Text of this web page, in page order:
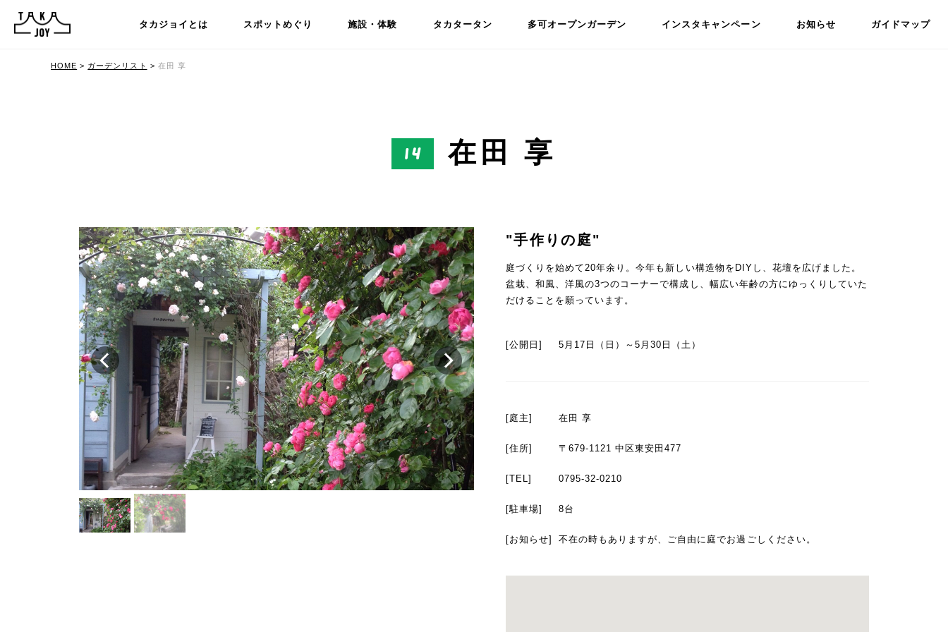
タカジョイとは スポットめぐり 施設・体験 タカタータン 多可オープンガーデン インスタキャンペーン お知らせ ガイドマップ
HOME > ガーデンリスト > 在田 享
14 在田 享
"手作りの庭"
庭づくりを始めて20年余り。今年も新しい構造物をDIYし、花壇を広げました。
盆栽、和風、洋風の3つのコーナーで構成し、幅広い年齢の方にゆっくりしていた
だけることを願っています。
[公開日] 5月17日（日）～5月30日（土）
[庭主] 在田 享
[住所] 〒679-1121 中区東安田477
[TEL] 0795-32-0210
[駐車場] 8台
[お知らせ] 不在の時もありますが、ご自由に庭でお過ごしください。